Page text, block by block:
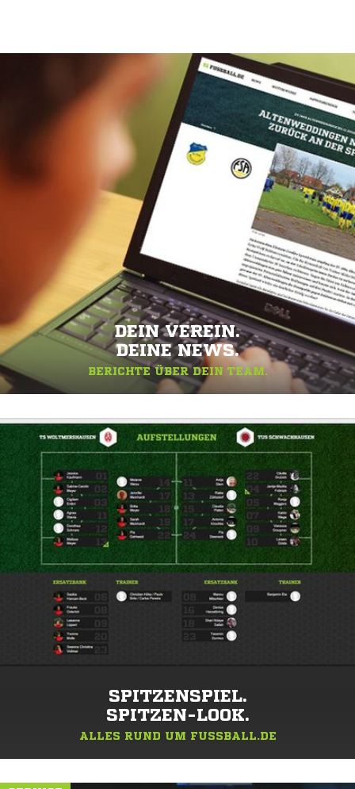
DEIN VEREIN.
DEINE NEWS.
BERICHTE ÜBER DEIN TEAM.
SPITZENSPIEL.
SPITZEN-LOOK.
ALLES RUND UM FUSSBALL.DE